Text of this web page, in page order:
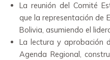
La reunión del Comité
que la representación de
Bolivia, asumiendo el
La lectura y aprobación
Agenda Regional,